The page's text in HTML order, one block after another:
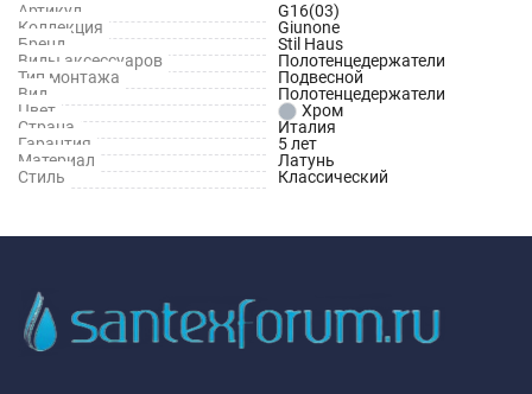
Артикул
G16(03)
Коллекция
Giunone
Бренд
Stil Haus
Виды аксессуаров
Полотенцедержатели
Тип монтажа
Подвесной
Вид
Полотенцедержатели
Цвет
Хром
Страна
Италия
Гарантия
5 лет
Материал
Латунь
Стиль
Классический